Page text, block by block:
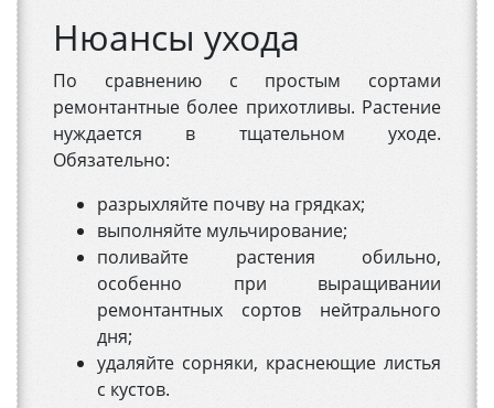
Нюансы ухода
По сравнению с простым сортами
ремонтантные более прихотливы. Растение
нуждается в тщательном уходе.
Обязательно:
разрыхляйте почву на грядках;
выполняйте мульчирование;
поливайте растения обильно,
особенно при выращивании
ремонтантных сортов нейтрального
дня;
удаляйте сорняки, краснеющие листья
с кустов.